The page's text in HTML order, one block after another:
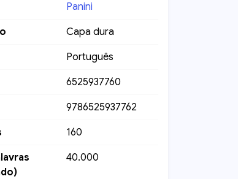
Panini
Capa dura
Português
6525937760
9786525937762
160
40.000